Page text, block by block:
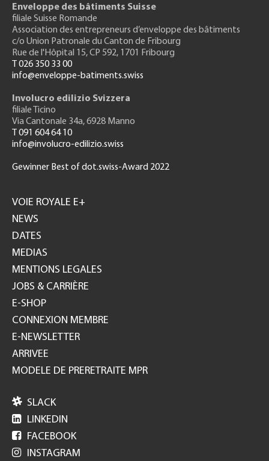
Enveloppe des bâtiments Suisse
filiale Suisse Romande
Association des entrepreneurs d’enveloppe des bâtiments
c/o Union Patronale du Canton de Fribourg
Rue de l'Hôpital 15, CP 592, 1701 Fribourg
T 026 350 33 00
info@enveloppe-batiments.swiss
Involucro edilizio Svizzera
filiale Ticino
Via Cantonale 34a, 6928 Manno
T 091 604 64 10
info@involucro-edilizio.swiss
Gewinner Best of dot.swiss-Award 2022
GH
VOIE ROYALE E+
NEWS
DATES
MEDIAS
MENTIONS LEGALES
JOBS & CARRIÈRE
E-SHOP
CONNEXION MEMBRE
E-NEWSLETTER
ARRIVEE
MODELE DE PRERETRAITE MPR
 SLACK
 LINKEDIN
 FACEBOOK
 INSTAGRAM